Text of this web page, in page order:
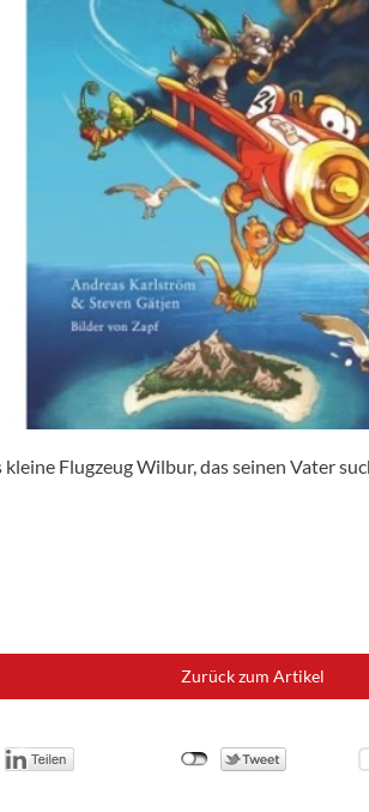
Flugzeug Wilbur, das seinen Vater
Zurück zum Artikel